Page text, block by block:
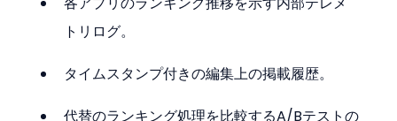
トリログ。
タイムスタンプ付きの編集上の掲載履歴。
代替のランキング処理を比較するA/Bテストの